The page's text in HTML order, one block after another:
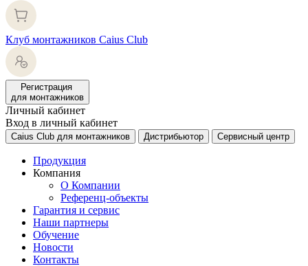
Клуб монтажников Caius Club
Регистрация
для монтажников
Личный кабинет
Вход в личный кабинет
Caius Club для монтажников Дистрибьютор Сервисный центр
Продукция
Компания
О Компании
Референц-объекты
Гарантия и сервис
Наши партнеры
Обучение
Новости
Контакты